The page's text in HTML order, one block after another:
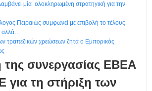
μία ολοκληρωμένη στρατηγική για την
Πειραιώς συμφωνεί με επιβολή το τέλους
αλλά…
τραπεζικών χρεώσεων ζητά ο Εμπορικός
της συνεργασίας ΕΒΕΑ
για τη στήριξη των